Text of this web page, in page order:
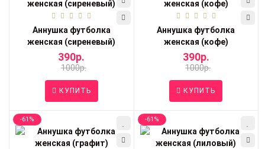
Аннушка футболка
женская (сиреневый)
390р.
1000р.
КУПИТЬ
Аннушка футболка
женская (кофе)
390р.
1000р.
КУПИТЬ
-61% -61%